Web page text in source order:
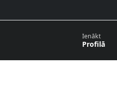
Ienākt
Profilā